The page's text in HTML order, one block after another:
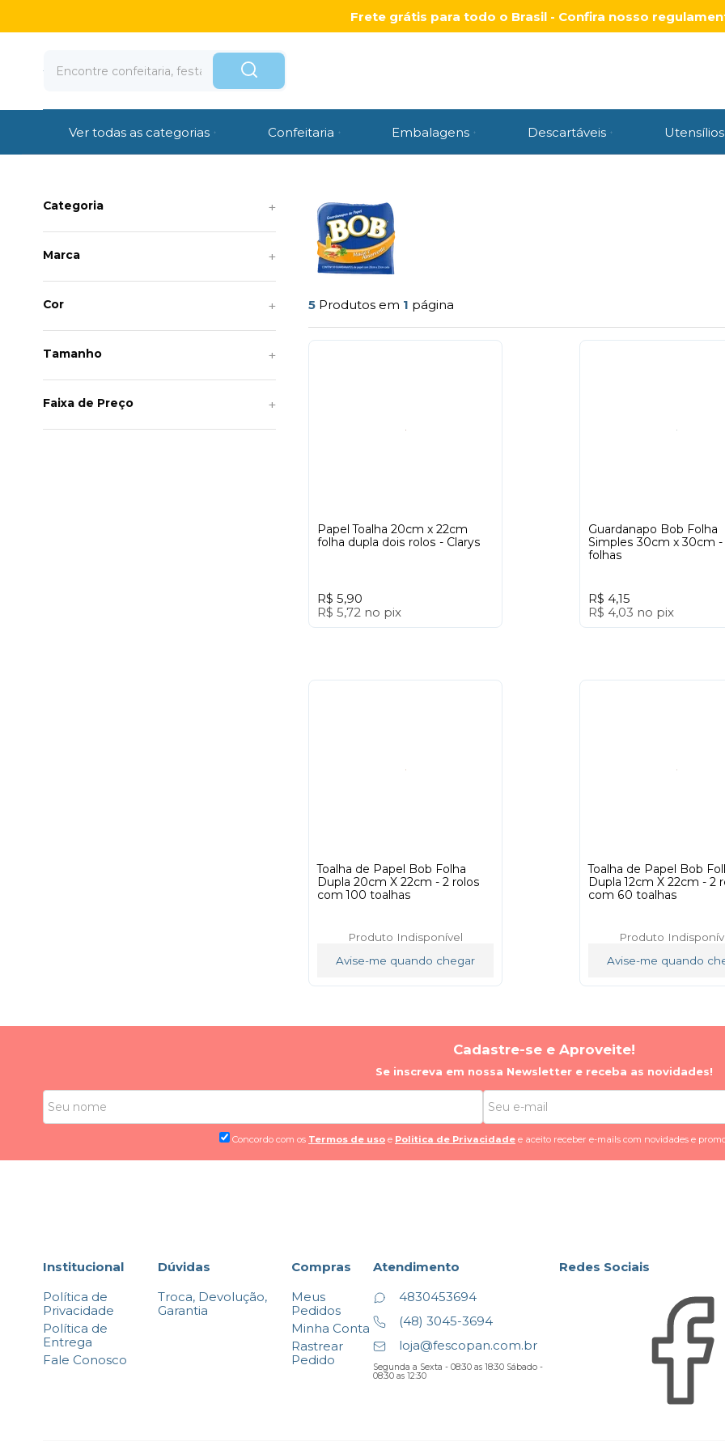
Frete grátis para todo o Brasil - Confira nosso
Ver todas as categorias Confeitaria Embalagens Descartáveis Utensílios
Categoria
Marca
Cor
Tamanho
Faixa de Preço
5 Produtos em 1 página
Papel Toalha 20cm x 22cm
folha dupla dois rolos - Clarys
R$ 5,90
R$ 5,72 no pix
Guardanapo Bob Folha
Simples 30cm x 30cm -
folhas
R$ 4,15
R$ 4,03 no pix
Toalha de Papel Bob Folha
Dupla 20cm X 22cm - 2 rolos
com 100 toalhas
Produto Indisponível
Avise-me quando chegar
Toalha de Papel Bob
Dupla 12cm X 22cm - 2
com 60 toalhas
Produto
Avise-me quando
Cadastre-se e Aproveite!
Se inscreva em nossa Newsletter e receba as novidades!
Concordo com os Termos de uso e Politica de Privacidade e aceito receber e-mails com novidades e
Institucional
Política de
Privacidade
Política de
Entrega
Fale Conosco
Dúvidas
Troca, Devolução,
Garantia
Compras
Meus
Pedidos
Minha Conta
Rastrear
Pedido
Atendimento
4830453694
(48) 3045-3694
loja@fescopan.com.br
Segunda a Sexta - 08:30 as 18:30 Sábado -
08:30 as 12:30
Redes Sociais